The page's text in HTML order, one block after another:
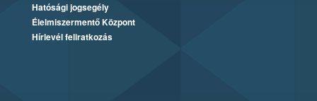
Hatósági jogsegély
Élelmiszermentő Központ
Hírlevél feliratkozás